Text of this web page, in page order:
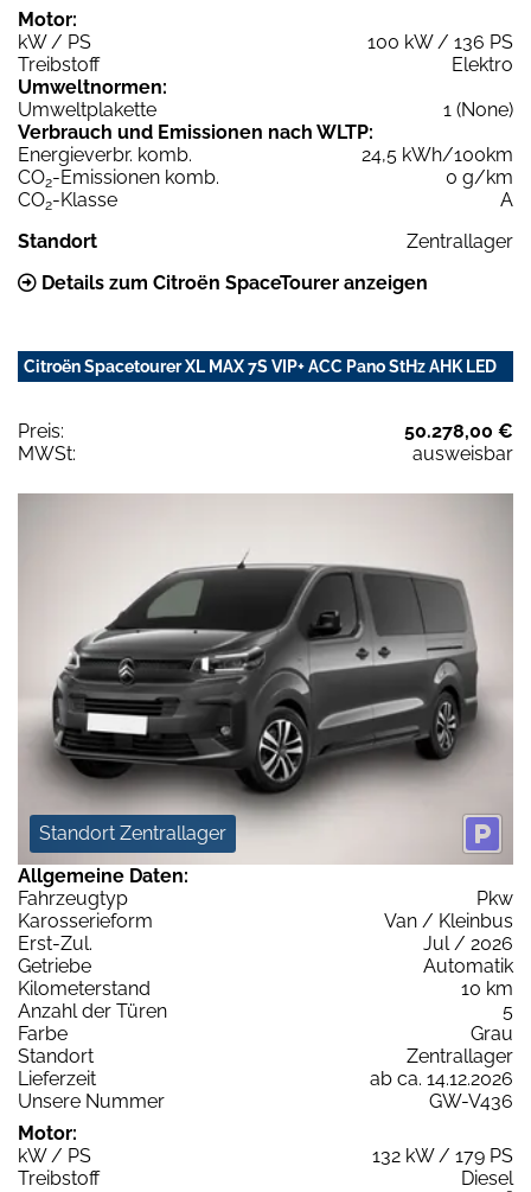
Motor:
kW / PS
100 kW / 136 PS
Treibstoff
Elektro
Umweltnormen:
Umweltplakette
1 (None)
Verbrauch und Emissionen nach WLTP:
Energieverbr. komb.
24,5 kWh/100km
CO2-Emissionen komb.
0 g/km
CO2-Klasse
A
Standort
Zentrallager
Details zum Citroën SpaceTourer anzeigen
Citroën Spacetourer XL MAX 7S VIP+ ACC Pano StHz AHK LED
Preis:
50.278,00 €
MWSt:
ausweisbar
Standort Zentrallager
Allgemeine Daten:
Fahrzeugtyp
Pkw
Karosserieform
Van / Kleinbus
Erst-Zul.
Jul / 2026
Getriebe
Automatik
Kilometerstand
10 km
Anzahl der Türen
5
Farbe
Grau
Standort
Zentrallager
Lieferzeit
ab ca. 14.12.2026
Unsere Nummer
GW-V436
Motor:
kW / PS
132 kW / 179 PS
Treibstoff
Diesel